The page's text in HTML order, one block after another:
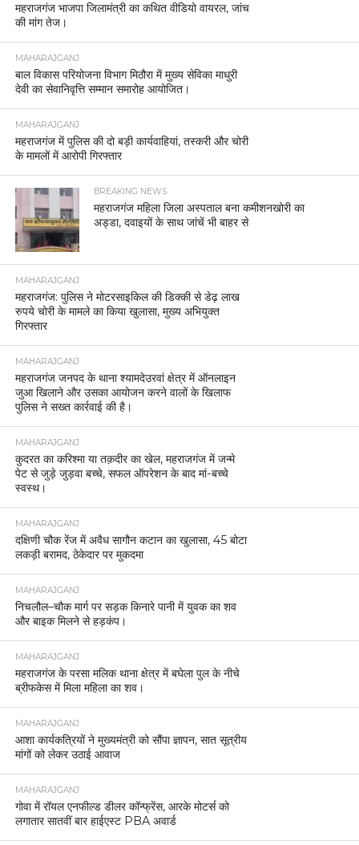
महराजगंज भाजपा जिलामंत्री का कथित वीडियो वायरल, जांच
की मांग तेज।
MAHARAJGANJ
बाल विकास परियोजना विभाग मिठौरा में मुख्य सेविका माधुरी
देवी का सेवानिवृत्ति सम्मान समारोह आयोजित।
MAHARAJGANJ
महराजगंज में पुलिस की दो बड़ी कार्यवाहियां, तस्करी और चोरी
के मामलों में आरोपी गिरफ्तार
BREAKING NEWS
महराजगंज महिला जिला अस्पताल बना कमीशनखोरी का
अड्डा, दवाइयों के साथ जांचें भी बाहर से
MAHARAJGANJ
महराजगंज: पुलिस ने मोटरसाइकिल की डिक्की से डेढ़ लाख
रुपये चोरी के मामले का किया खुलासा, मुख्य अभियुक्त
गिरफ्तार
MAHARAJGANJ
महराजगंज जनपद के थाना श्यामदेउरवां क्षेत्र में ऑनलाइन
जुआ खिलाने और उसका आयोजन करने वालों के खिलाफ
पुलिस ने सख्त कार्रवाई की है।
MAHARAJGANJ
कुदरत का करिश्मा या तक़दीर का खेल, महराजगंज में जन्मे
पेट से जुड़े जुड़वा बच्चे, सफल ऑपरेशन के बाद मां-बच्चे
स्वस्थ।
MAHARAJGANJ
दक्षिणी चौक रेंज में अवैध सागौन कटान का खुलासा, 45 बोटा
लकड़ी बरामद, ठेकेदार पर मुकदमा
MAHARAJGANJ
निचलौल–चौक मार्ग पर सड़क किनारे पानी में युवक का शव
और बाइक मिलने से हड़कंप।
MAHARAJGANJ
महराजगंज के परसा मलिक थाना क्षेत्र में बघेला पुल के नीचे
ब्रीफकेस में मिला महिला का शव।
MAHARAJGANJ
आशा कार्यकत्रियों ने मुख्यमंत्री को सौंपा ज्ञापन, सात सूत्रीय
मांगों को लेकर उठाई आवाज
MAHARAJGANJ
गोवा में रॉयल एनफील्ड डीलर कॉन्फ्रेंस, आरके मोटर्स को
लगातार सातवीं बार हाईएस्ट PBA अवार्ड